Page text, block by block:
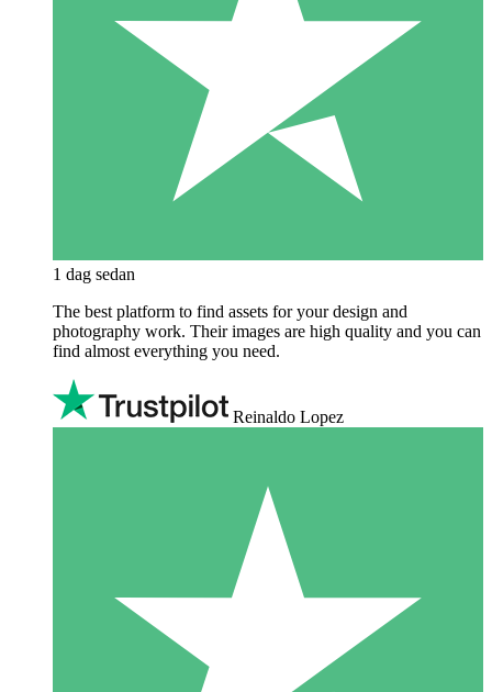
1 dag sedan
The best platform to find assets for your design and
photography work. Their images are high quality and you can
find almost everything you need.
Reinaldo Lopez